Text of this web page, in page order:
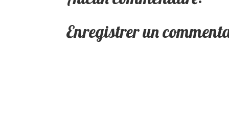
Enregistrer un